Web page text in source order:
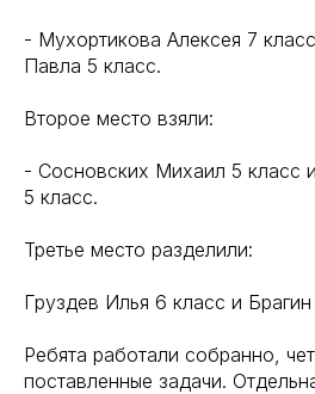
- Мухортикова Алексея 7
Павла 5 класс.
Второе место взяли:
- Сосновских Михаил 5 класс
5 класс.
Третье место разделили:
Груздев Илья 6 класс и
Ребята работали собранно,
поставленные задачи.